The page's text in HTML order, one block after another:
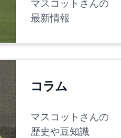
マスコットさんの
最新情報
コラム
マスコットさんの
歴史や豆知識